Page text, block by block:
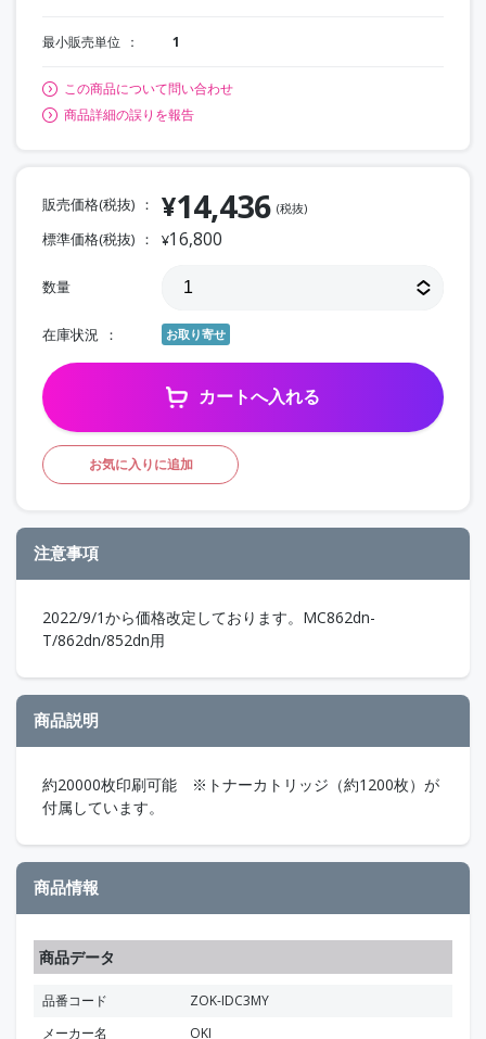
最小販売単位 1
この商品について問い合わせ
商品詳細の誤りを報告
販売価格(税抜) ¥14,436 (税抜)
標準価格(税抜) ¥16,800
数量
在庫状況 お取り寄せ
カートへ入れる
お気に入りに追加
注意事項
2022/9/1から価格改定しております。MC862dn-
T/862dn/852dn用
商品説明
約20000枚印刷可能 ※トナーカトリッジ（約1200枚）が
付属しています。
商品情報
商品データ
品番コード
ZOK-IDC3MY
メーカー名
OKI